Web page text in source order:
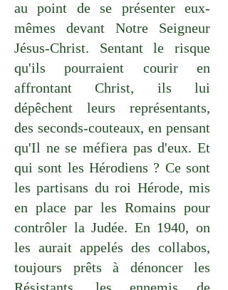
au point de se présenter eux-
mêmes devant Notre Seigneur
Jésus-Christ. Sentant le risque
qu'ils pourraient courir en
affrontant Christ, ils lui
dépêchent leurs représentants,
des seconds-couteaux, en pensant
qu'Il ne se méfiera pas d'eux. Et
qui sont les Hérodiens ? Ce sont
les partisans du roi Hérode, mis
en place par les Romains pour
contrôler la Judée. En 1940, on
les aurait appelés des collabos,
toujours prêts à dénoncer les